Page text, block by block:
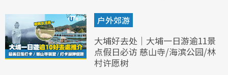
户外郊游
大埔好去处｜大埔一日游逾11景
点假日必访 慈山寺/海滨公园/林
村许愿树